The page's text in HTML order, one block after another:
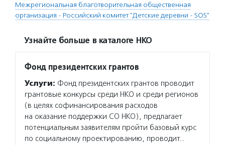
Межрегиональная благотворительная общественная
организация - Российский комитет "Детские деревни - SOS"
Узнайте больше в каталоге НКО
Фонд президентских грантов
Услуги: Фонд президентских грантов проводит
грантовые конкурсы среди НКО и среди регионов
(в целях софинансирования расходов
на оказание поддержки СО НКО), предлагает
потенциальным заявителям пройти базовый курс
по социальному проектированию, проводит…